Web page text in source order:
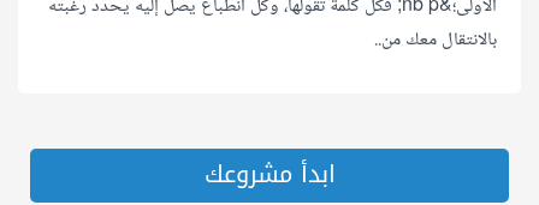
بالانتقال معك من..
ابدأ مشروعك